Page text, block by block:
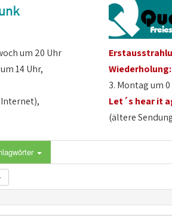
um 20 Uhr
14 Uhr,
Wiederholung:
3. Montag um
Let´s hear it
(ältere